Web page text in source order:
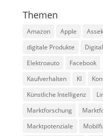
Themen
Amazon Apple
digitale Produkte
Elektroauto
Facebook
Kaufverhalten
KI
Künstliche Intelligenz
Marktforschung
Marktpotenziale